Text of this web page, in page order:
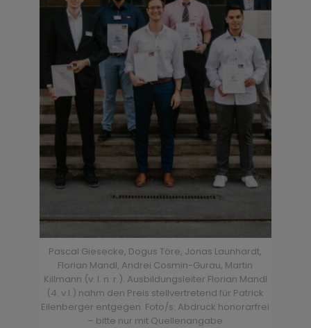
Pascal Giesecke, Dogus Töre, Jonas Launhardt,
Florian Mandl, Andrei Cosmin-Gurau, Martin
Killmann (v. l. n. r.). Ausbildungsleiter Florian Mandl
(4. v.l.) nahm den Preis stellvertretend für Patrick
Eilenberger entgegen. Foto/s: Abdruck honorarfrei
– bitte nur mit Quellenangabe